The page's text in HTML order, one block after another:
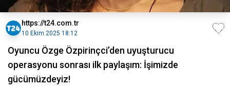
https://t24.com.tr
10 Ekim 2025 18:12
Oyuncu Özge Özpirinçci’den uyuşturucu
operasyonu sonrası ilk paylaşım: İşimizde
gücümüzdeyiz!